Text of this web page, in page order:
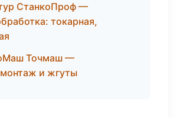
СтанкоПроф —
токарная,
Точмаш —
и жгуты